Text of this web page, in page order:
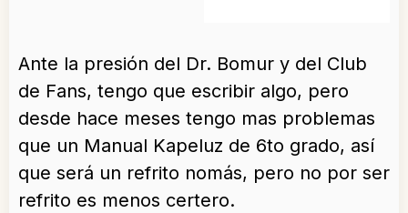
Ante la presión del Dr. Bomur y del Club
de Fans, tengo que escribir algo, pero
desde hace meses tengo mas problemas
que un Manual Kapeluz de 6to grado, así
que será un refrito nomás, pero no por ser
refrito es menos certero.